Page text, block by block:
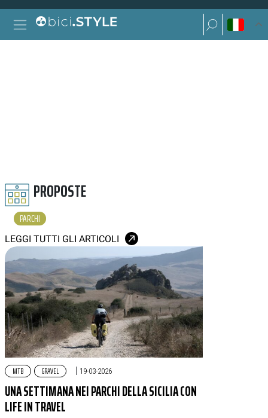
Vai al contenuto
Navigazione principale
Ricerca per:
Ricerca per:
PROPOSTE
PARCHI
LEGGI TUTTI GLI ARTICOLI
MTB GRAVEL | 19-03-2026
UNA SETTIMANA NEI PARCHI DELLA SICILIA CON
LIFE IN TRAVEL